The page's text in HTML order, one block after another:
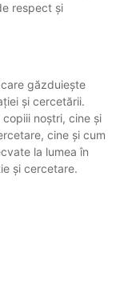
respect și
găzduiește
și cercetării.
noștri, cine și
cine și cum
la lumea în
și cercetare.